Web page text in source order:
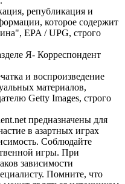
републикация и
которое содержит
EPA / UPG, строго
Я- Корреспондент
и воспроизведение
материалов,
Getty Images, строго
предназначены для
в азартных играх
Соблюдайте
игры. При
зависимости
Помните, что